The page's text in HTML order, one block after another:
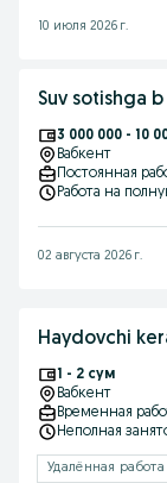
10 июля 2026 г.
Suv sotishga
3 000 000 - 10
Вабкент
Постоянная
Работа на
02 августа 2026 г.
Haydovchi
1 - 2 сум
Вабкент
Временная
Неполная
Удалённая работа